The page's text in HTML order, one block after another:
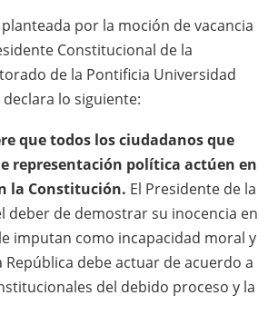
por la moción de vacancia
Constitucional de la
de la Pontificia Universidad
lo siguiente:
que todos los ciudadanos que
representación política actúen en
la Constitución. El Presidente de la
deber de demostrar su inocencia en
imputan como incapacidad moral y
República debe actuar de acuerdo a
del debido proceso y la